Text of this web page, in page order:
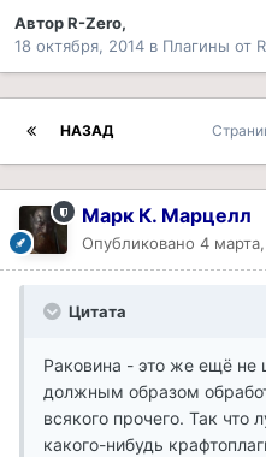
АвторR-Zero,
18 октября, 2014 в Плагины от
НАЗАД
Марк К. Марцелл
Опубликовано 4
Цитата
Раковина - это же ещё не
должным образом
всякого прочего. Так что
какого-нибудь